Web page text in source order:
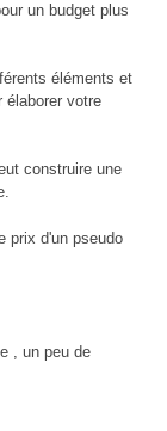
un budget plus
éléments et
élaborer votre
construire une
prix d'un pseudo
, un peu de